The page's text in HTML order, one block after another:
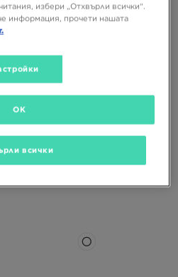
123,99 €
242,50 ЛВ.
154,99 €
303,14 ЛВ.
цена
избери „Отхвърли всички“.
информация, прочети нашата
всички
OK